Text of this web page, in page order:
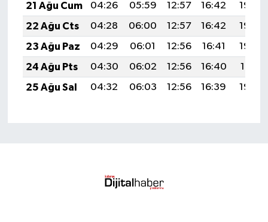
21 Ağu Cum
04:26 05:59 12:57 16:42
19:45
22 Ağu Cts
04:28 06:00 12:57 16:42
19:44
23 Ağu Paz
04:29 06:01 12:56 16:41
19:42
24 Ağu Pts
04:30 06:02 12:56 16:40
19:41
25 Ağu Sal
04:32 06:03 12:56 16:39 19:39